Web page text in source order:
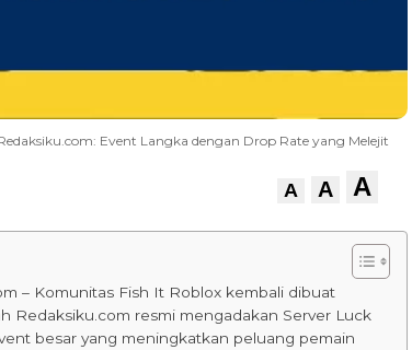
Event Langka dengan Drop Rate yang Melejit
A A A
– Komunitas Fish It Roblox kembali dibuat
Redaksiku.com resmi mengadakan Server Luck
besar yang meningkatkan peluang pemain